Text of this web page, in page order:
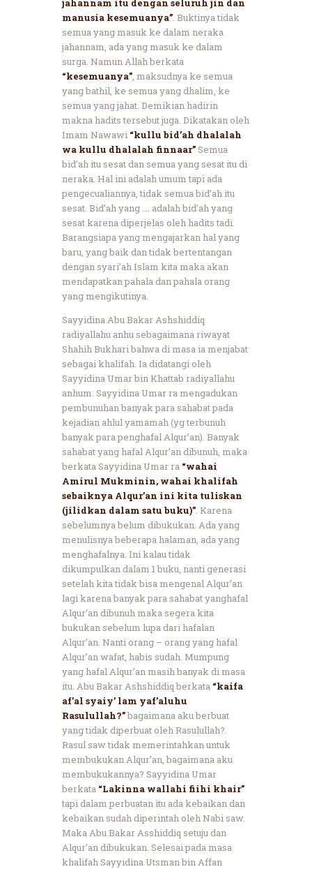
jahannam itu dengan seluruh jin dan
manusia kesemuanya”. Buktinya tidak
semua yang masuk ke dalam neraka
jahannam, ada yang masuk ke dalam
surga. Namun Allah berkata
“kesemuanya”, maksudnya ke semua
yang bathil, ke semua yang dhalim, ke
semua yang jahat. Demikian hadirin
makna hadits tersebut juga. Dikatakan oleh
Imam Nawawi “kullu bid’ah dhalalah
wa kullu dhalalah finnaar”Semua
bid’ah itu sesat dan semua yang sesat itu di
neraka. Hal ini adalah umum tapi ada
pengecualiannya, tidak semua bid’ah itu
sesat. Bid’ah yang …. adalah bid’ah yang
sesat karena diperjelas oleh hadits tadi.
Barangsiapa yang mengajarkan hal yang
baru, yang baik dan tidak bertentangan
dengan syari’ah Islam kita maka akan
mendapatkan pahala dan pahala orang
yang mengikutinya.
Sayyidina Abu Bakar Ashshiddiq
radiyallahu anhu sebagaimana riwayat
Shahih Bukhari bahwa di masa ia menjabat
sebagai khalifah. Ia didatangi oleh
Sayyidina Umar bin Khattab radiyallahu
anhum. Sayyidina Umar ra mengadukan
pembunuhan banyak para sahabat pada
kejadian ahlul yamamah (yg terbunuh
banyak para penghafal Alqur’an). Banyak
sahabat yang hafal Alqur’an dibunuh, maka
berkata Sayyidina Umar ra “wahai
Amirul Mukminin, wahai khalifah
sebaiknya Alqur’an ini kita tuliskan
(jilidkan dalam satu buku)”. Karena
sebelumnya belum dibukukan. Ada yang
menulisnya beberapa halaman, ada yang
menghafalnya. Ini kalau tidak
dikumpulkan dalam 1 buku, nanti generasi
setelah kita tidak bisa mengenal Alqur’an
lagi karena banyak para sahabat yanghafal
Alqur’an dibunuh maka segera kita
bukukan sebelum lupa dari hafalan
Alqur’an. Nanti orang – orang yang hafal
Alqur’an wafat, habis sudah. Mumpung
yang hafal Alqur’an masih banyak di masa
itu. Abu Bakar Ashshiddiq berkata “kaifa
af’al syaiy’ lam yaf’aluhu
Rasulullah?”bagaimana aku berbuat
yang tidak diperbuat oleh Rasulullah?.
Rasul saw tidak memerintahkan untuk
membukukan Alqur’an, bagaimana aku
membukukannya? Sayyidina Umar
berkata “Lakinna wallahi fiihi khair”
tapi dalam perbuatan itu ada kebaikan dan
kebaikan sudah diperintah oleh Nabi saw.
Maka Abu Bakar Asshiddiq setuju dan
Alqur’an dibukukan. Selesai pada masa
khalifah Sayyidina Utsman bin Affan